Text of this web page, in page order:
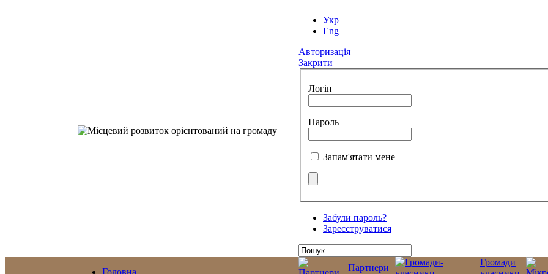
Укр
Eng
Авторизація
Закрити
Логін
Пароль
Запам'ятати мене
Забули пароль?
Зареєструватися
Головна
Партнери
Громади